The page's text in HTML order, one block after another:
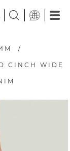
/
CINCH WIDE